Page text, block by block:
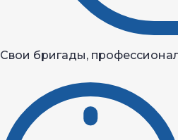
Свои бригады,